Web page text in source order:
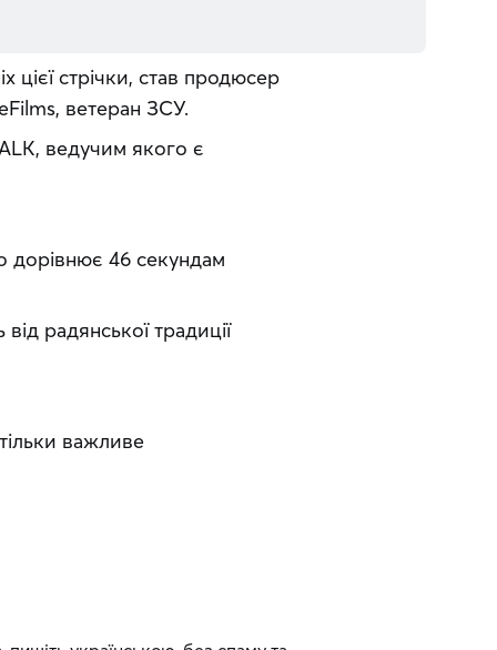
цієї стрічки, став продюсер
ветеран ЗСУ.
ведучим якого є
дорівнює 46 секундам
радянської традиції
важливе